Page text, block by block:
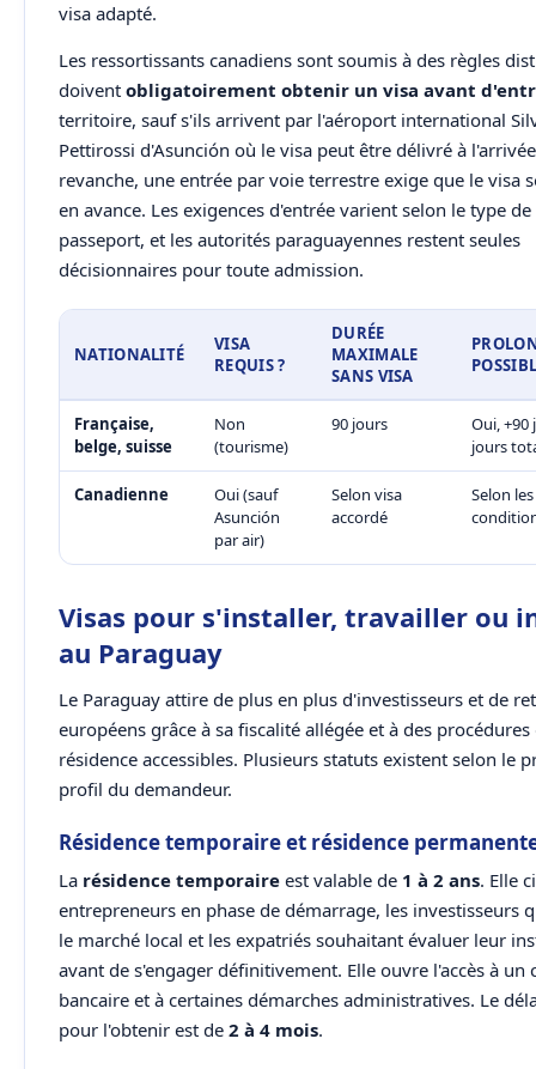
visa adapté.
Les ressortissants canadiens sont soumis à des règles
doivent obligatoirement obtenir un visa avant
territoire, sauf s'ils arrivent par l'aéroport international
Pettirossi d'Asunción où le visa peut être délivré à
revanche, une entrée par voie terrestre exige que le visa
en avance. Les exigences d'entrée varient selon le type de
passeport, et les autorités paraguayennes restent seules
décisionnaires pour toute admission.
NATIONALITÉ
VISA
REQUIS ?
DURÉE
MAXIMALE
SANS VISA
Française,
belge, suisse
Non
(tourisme)
90 jours
Oui, +90
jours
Canadienne
Oui (sauf
Asunción
par air)
Selon visa
accordé
Selon les
Visas pour s'installer, travailler ou
au Paraguay
Le Paraguay attire de plus en plus d'investisseurs et de
européens grâce à sa fiscalité allégée et à des procédures
résidence accessibles. Plusieurs statuts existent selon le
profil du demandeur.
Résidence temporaire et résidence
La résidence temporaire est valable de 1 à 2 ans. Elle
entrepreneurs en phase de démarrage, les investisseurs
le marché local et les expatriés souhaitant évaluer leur
avant de s'engager définitivement. Elle ouvre l'accès à un
bancaire et à certaines démarches administratives. Le
pour l'obtenir est de 2 à 4 mois.